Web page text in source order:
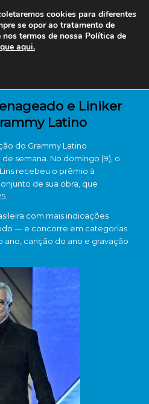
e Liniker
Latino
do Grammy Latino
semana. No domingo (9), o
recebeu o prêmio à
de sua obra, que
com mais indicações
— e concorre em categorias
ano, canção do ano e gravação
cookies para diferentes
se opor ao tratamento de
termos de nossa Política de
aqui.